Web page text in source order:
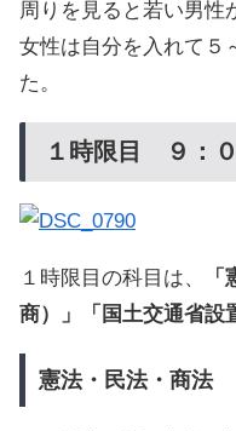
周りを見ると若い男性
女性は自分を入れて５
た。
１時限目 ９：
１時限目の科目は、
商）」「国土交通省設
憲法・民法・商法